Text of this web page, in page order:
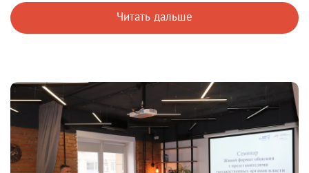
Читать дальше